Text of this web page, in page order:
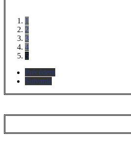
1
2
3
4
5
Précédent
Suivante